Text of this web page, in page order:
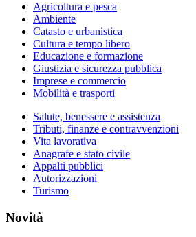
Agricoltura e pesca
Ambiente
Catasto e urbanistica
Cultura e tempo libero
Educazione e formazione
Giustizia e sicurezza pubblica
Imprese e commercio
Mobilità e trasporti
Salute, benessere e assistenza
Tributi, finanze e contravvenzioni
Vita lavorativa
Anagrafe e stato civile
Appalti pubblici
Autorizzazioni
Turismo
Novità